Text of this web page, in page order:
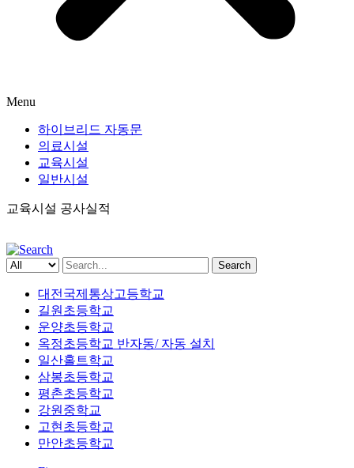
Menu
하이브리드 자동문
의료시설
교육시설
일반시설
교육시설 공사실적
Search
대전국제통상고등학교
길원초등학교
운양초등학교
옥정초등학교 반자동/ 자동 설치
일산홀트학교
삼봉초등학교
평촌초등학교
강원중학교
고현초등학교
만안초등학교